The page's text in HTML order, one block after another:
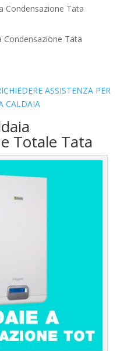
Condensazione Tata
Condensazione Tata
ASSISTENZA PER
CALDAIA
Totale Tata